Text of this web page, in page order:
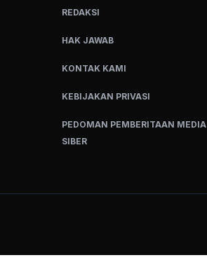
REDAKSI
HAK JAWAB
KONTAK KAMI
KEBIJAKAN PRIVASI
PEDOMAN PEMBERITAAN MEDIA
SIBER